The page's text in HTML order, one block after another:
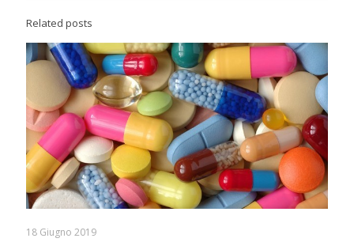
Related posts
18 Giugno 2019